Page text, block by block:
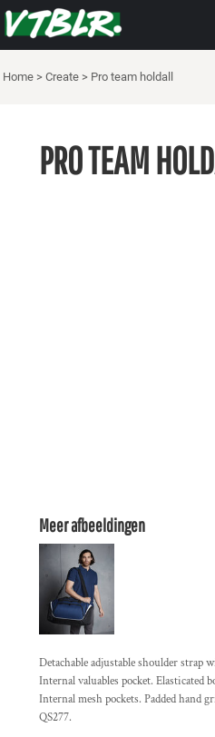
Home > Create > Pro team holdall
PRO TEAM
Meer afbeeldingen
Detachable adjustable shoulder strap
Internal valuables pocket. Elasticated
Internal mesh pockets. Padded hand
QS277.